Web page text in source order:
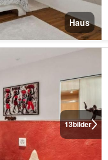
Haus
13bilder